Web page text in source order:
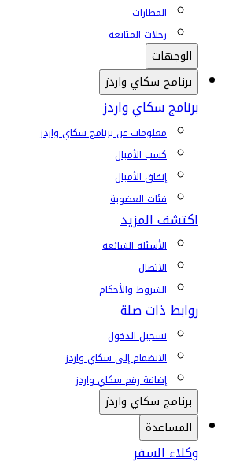
المطارات
رحلات المتابعة
الوجهات
برنامج سكاي واردز
برنامج سكاي واردز
معلومات عن برنامج سكاي واردز
كسب الأميال
إنفاق الأميال
فئات العضوية
اكتشف المزيد
الأسئلة الشائعة
الاتصال
الشروط والأحكام
روابط ذات صلة
تسجيل الدخول
الانضمام إلى سكاي واردز
إضافة رقم سكاي واردز
برنامج سكاي واردز
المساعدة
وكلاء السفر